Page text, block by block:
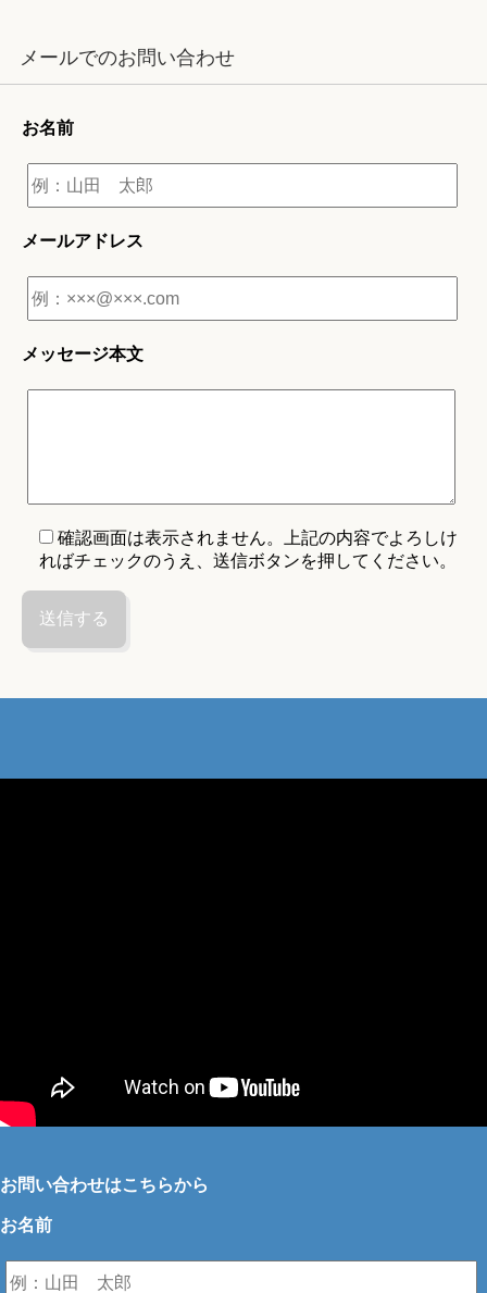
メールでのお問い合わせ
お名前
メールアドレス
メッセージ本文
確認画面は表示されません。上記の内容でよろしけ
ればチェックのうえ、送信ボタンを押してください。
お問い合わせはこちらから
お名前